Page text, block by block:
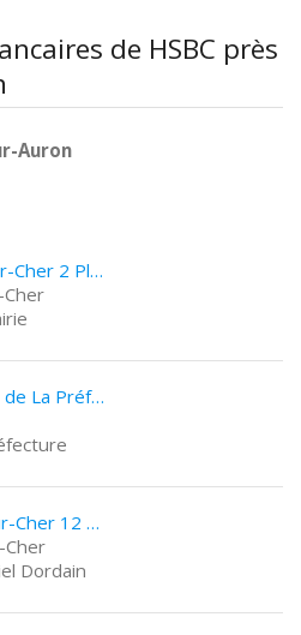
de HSBC près
Auron
HSBC Châteauneuf-Sur-Cher 2 Place de La Mairie
HSBC Bourges 1 Place de La Préfecture
HSBC Saint-Florent-Sur-Cher 12 Avenue Gabriel Dordain
Dordain